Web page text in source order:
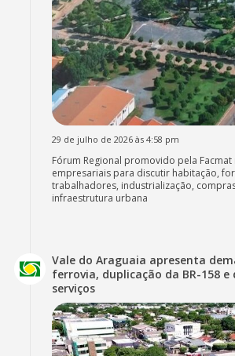
29 de julho de 2026 às 4:58 pm
Fórum Regional promovido pela
empresariais para discutir habitação,
trabalhadores, industrialização,
infraestrutura urbana
Vale do Araguaia apresenta
ferrovia, duplicação da BR-158
serviços